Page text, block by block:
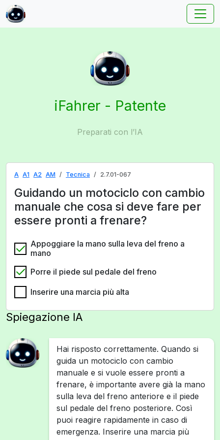
iFahrer - Patente
Preparati con l’IA
A A1 A2 AM Tecnica 2.7.01-067
Guidando un motociclo con cambio
manuale che cosa si deve fare per
essere pronti a frenare?
Appoggiare la mano sulla leva del freno a
mano
Porre il piede sul pedale del freno
Inserire una marcia più alta
Spiegazione IA
Hai risposto correttamente. Quando si
guida un motociclo con cambio
manuale e si vuole essere pronti a
frenare, è importante avere già la mano
sulla leva del freno anteriore e il piede
sul pedale del freno posteriore. Così
puoi reagire rapidamente in caso di
emergenza. Inserire una marcia più